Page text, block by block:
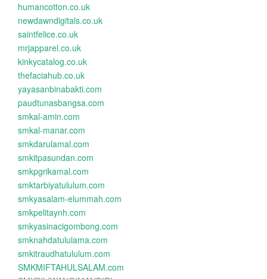
humancotton.co.uk
newdawndigitals.co.uk
saintfelice.co.uk
mrjapparel.co.uk
kinkycatalog.co.uk
thefaciahub.co.uk
yayasanbinabakti.com
paudtunasbangsa.com
smkal-amin.com
smkal-manar.com
smkdarulamal.com
smkitpasundan.com
smkpgrikamal.com
smktarbiyatululum.com
smkyasalam-elummah.com
smkpelitaynh.com
smkyasinacigombong.com
smknahdatululama.com
smkitraudhatululum.com
SMKMIFTAHULSALAM.com